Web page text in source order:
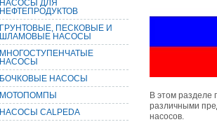
НАСОСЫ ДЛЯ
НЕФТЕПРОДУКТОВ
ГРУНТОВЫЕ, ПЕСКОВЫЕ И
ШЛАМОВЫЕ НАСОСЫ
МНОГОСТУПЕНЧАТЫЕ
НАСОСЫ
БОЧКОВЫЕ НАСОСЫ
МОТОПОМПЫ
НАСОСЫ CALPEDA
В этом разделе
различными
насосов.